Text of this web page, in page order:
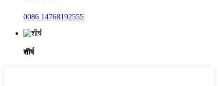
0086 14768192555
शीर्ष